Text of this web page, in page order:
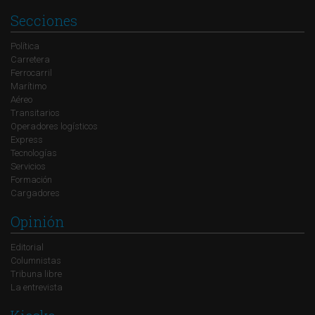
Secciones
Política
Carretera
Ferrocarril
Marítimo
Aéreo
Transitarios
Operadores logísticos
Express
Tecnologías
Servicios
Formación
Cargadores
Opinión
Editorial
Columnistas
Tribuna libre
La entrevista